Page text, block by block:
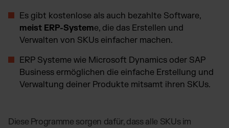
Es gibt kostenlose als auch bezahlte Software,
meist ERP-Systeme, die das Erstellen und
Verwalten von SKUs einfacher machen.
ERP Systeme wie Microsoft Dynamics oder SAP
Business ermöglichen die einfache Erstellung und
Verwaltung deiner Produkte mitsamt ihren SKUs.
Diese Programme sorgen dafür, dass alle SKUs im